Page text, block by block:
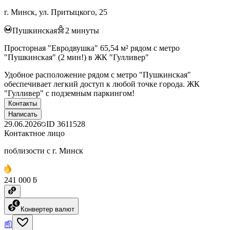
г. Минск, ул. Притыцкого, 25
Пушкинская 2 минуты
Просторная "Евродвушка" 65,54 м² рядом с метро
"Пушкинская" (2 мин!) в ЖК "Гулливер"
Удобное расположение рядом с метро "Пушкинская"
обеспечивает легкий доступ к любой точке города. ЖК
"Гулливер" с подземным паркингом!
Контакты
Написать
29.06.2026 ID 3611528
Контактное лицо
поблизости с г. Минск
241 000 ƃ
Конвертер валют